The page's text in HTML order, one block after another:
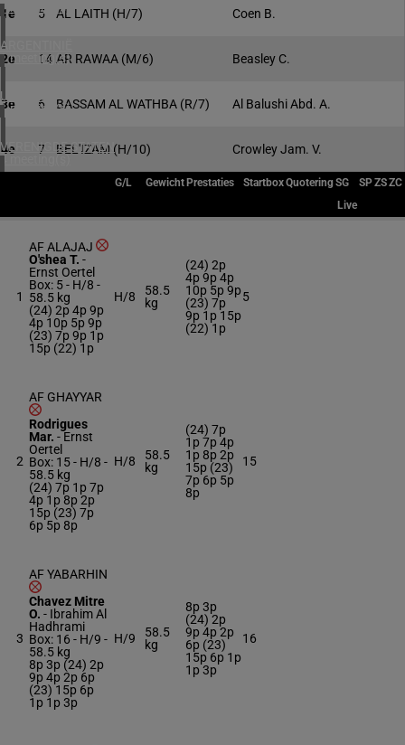
1 meeting(s)
ARGENTINIË
1 meeting(s)
URUGUAY
1 meeting(s)
VERENIGDE STATEN
4 meeting(s)
1e 5 AL LAITH (H/7) Coen B.
2e 14 AR RAWAA (M/6) Beasley C.
3e 6 BASSAM AL WATHBA (R/7) Al Balushi Abd. A.
4e 7 BEL'IZAM (H/10) Crowley Jam. V.
G/L Gewicht Prestaties StartboxQuoteringSG SPZSZC
Live
1
AF ALAJAJ
O'shea T. -
Ernst Oertel
Box: 5 - H/8 -
58.5 kg
(24) 2p 4p 9p
4p 10p 5p 9p
(23) 7p 9p 1p
15p (22) 1p
H/8
58.5
kg
(24) 2p
4p 9p 4p
10p 5p 9p
(23) 7p
9p 1p 15p
(22) 1p
5
2
AF GHAYYAR
Rodrigues
Mar. - Ernst
Oertel
Box: 15 - H/8 -
58.5 kg
(24) 7p 1p 7p
4p 1p 8p 2p
15p (23) 7p
6p 5p 8p
H/8
58.5
kg
(24) 7p
1p 7p 4p
1p 8p 2p
15p (23)
7p 6p 5p
8p
15
3
AF YABARHIN
Chavez Mitre
O. - Ibrahim Al
Hadhrami
Box: 16 - H/9 -
58.5 kg
8p 3p (24) 2p
9p 4p 2p 6p
(23) 15p 6p
1p 1p 3p
H/9
58.5
kg
8p 3p
(24) 2p
9p 4p 2p
6p (23)
15p 6p 1p
1p 3p
16